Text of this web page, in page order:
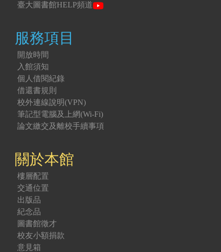
臺大圖書館HELP頻道
服務項目
開放時間
入館須知
個人借閱紀錄
借還書規則
校外連線說明(VPN)
筆記型電腦及上網(Wi-Fi)
論文繳交及離校手續事項
關於本館
樓層配置
交通位置
出版品
紀念品
圖書館徵才
校友小額捐款
意見箱